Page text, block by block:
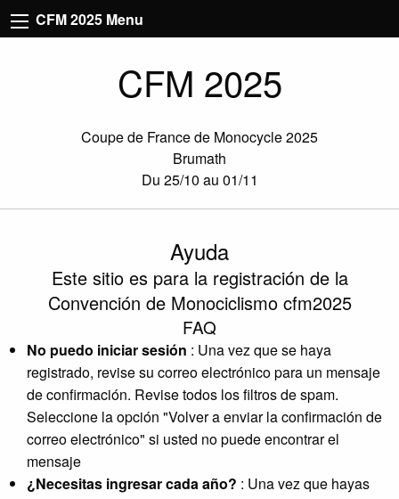
CFM 2025 Menu
CFM 2025
Coupe de France de Monocycle 2025
Brumath
Du 25/10 au 01/11
Ayuda
Este sitio es para la registración de la
Convención de Monociclismo cfm2025
FAQ
No puedo iniciar sesión : Una vez que se haya
registrado, revise su correo electrónico para un mensaje
de confirmación. Revise todos los filtros de spam.
Seleccione la opción "Volver a enviar la confirmación de
correo electrónico" si usted no puede encontrar el
mensaje
¿Necesitas ingresar cada año? : Una vez que hayas